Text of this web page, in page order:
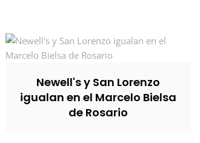
Newell's y San Lorenzo
igualan en el Marcelo Bielsa
de Rosario